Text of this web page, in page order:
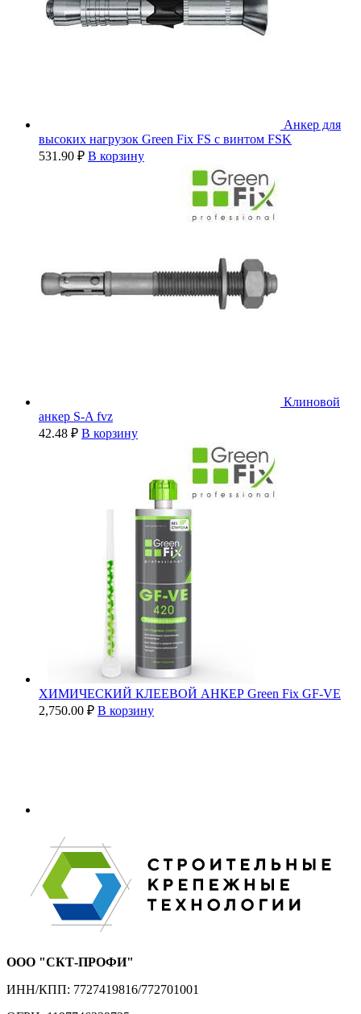
Анкер для
высоких нагрузок Green Fix FS с винтом FSK
531.90 ₽ В корзину
Клиновой
анкер S-A fvz
42.48 ₽ В корзину
ХИМИЧЕСКИЙ КЛЕЕВОЙ АНКЕР Green Fix GF-VE
2,750.00 ₽ В корзину
ООО "СКТ-ПРОФИ"
ИНН/КПП: 7727419816/772701001